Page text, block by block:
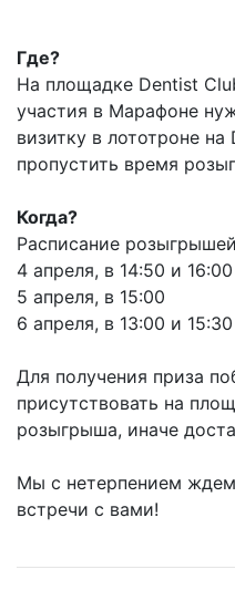
Где?
На площадке Dentist
участия в Марафоне
визитку в лототроне
пропустить время
Когда?
Расписание
4 апреля, в 14:50 и 16:00
5 апреля, в 15:00
6 апреля, в 13:00 и 15:30
Для получения приза
присутствовать на
розыгрыша, иначе
Мы с нетерпением
встречи с вами!